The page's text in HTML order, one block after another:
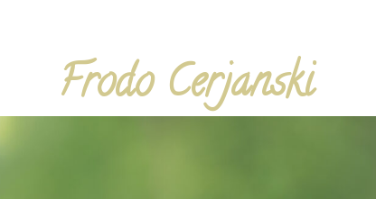
Frodo Cerjanski